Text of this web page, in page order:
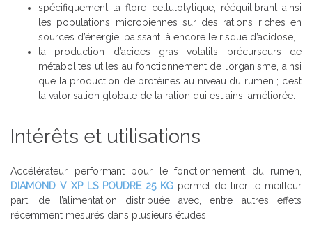
spécifiquement la flore cellulolytique, rééquilibrant ainsi
les populations microbiennes sur des rations riches en
sources d’énergie, baissant là encore le risque d’acidose,
la production d’acides gras volatils précurseurs de
métabolites utiles au fonctionnement de l’organisme, ainsi
que la production de protéines au niveau du rumen ; c’est
la valorisation globale de la ration qui est ainsi améliorée.
Intérêts et utilisations
Accélérateur performant pour le fonctionnement du rumen,
DIAMOND V XP LS POUDRE 25 KG permet de tirer le meilleur
parti de l’alimentation distribuée avec, entre autres effets
récemment mesurés dans plusieurs études :